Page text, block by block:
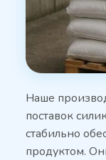
Наше
поставок
стабильно
продуктом.